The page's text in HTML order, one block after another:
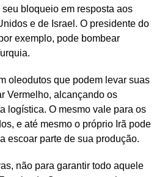
bloqueio em resposta aos
e de Israel. O presidente do
exemplo, pode bombear
oleodutos que podem levar suas
Vermelho, alcançando os
logística. O mesmo vale para os
e até mesmo o próprio Irã pode
escoar parte de sua produção.
não para garantir todo aquele